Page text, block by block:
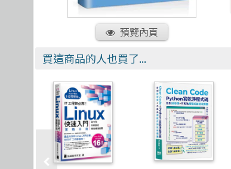
預覽內頁
買這商品的人也買了...